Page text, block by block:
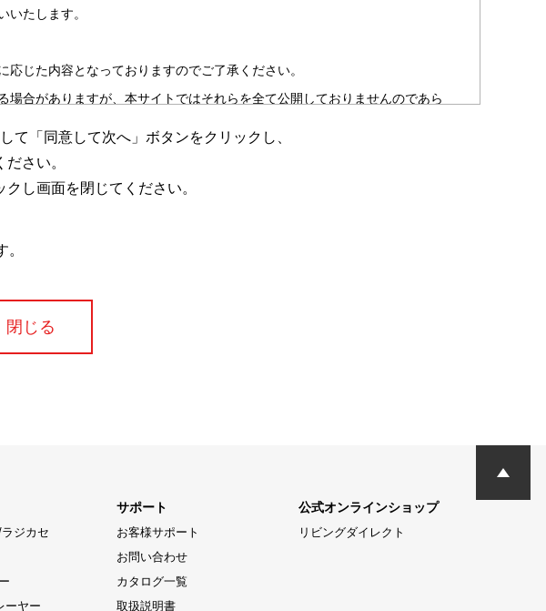
たします。
じた内容となっておりますのでご了承ください。
合がありますが、本サイトではそれらを全て公開しておりませんのであら
ださい。
て「同意して次へ」ボタンをクリックし、
さい。
し画面を閉じてください。
。
閉じる
ジカセ
ーヤー
サポート
お客様サポート
お問い合わせ
カタログ一覧
取扱説明書
公式オンラインショップ
リビングダイレクト